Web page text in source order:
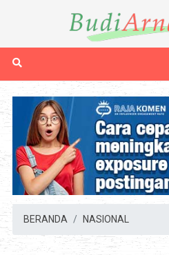
BERANDA NASIONAL